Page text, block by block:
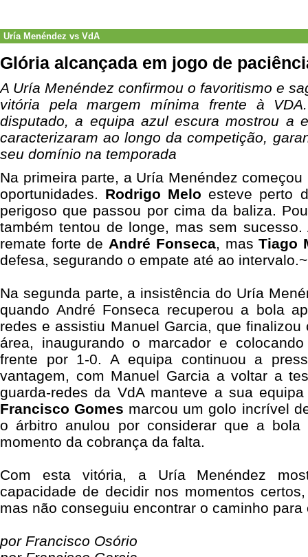
Uría Menéndez vs VdA
Glória alcançada em jogo de
A Uría Menéndez confirmou o favoritismo e
vitória pela margem mínima frente à
disputado, a equipa azul escura mostrou a
caracterizaram ao longo da competição,
seu domínio na temporada
Na primeira parte, a Uría Menéndez
oportunidades. Rodrigo Melo esteve perto
perigoso que passou por cima da baliza.
também tentou de longe, mas sem
remate forte de André Fonseca, masTiago
defesa, segurando o empate até ao intervalo.~
Na segunda parte, a insistência do Uría
quando André Fonseca recuperou a bola
redes e assistiu Manuel Garcia, que
área, inaugurando o marcador e
frente por 1-0. A equipa continuou a
vantagem, com Manuel Garcia a voltar a
guarda-redes da VdA manteve a sua
Francisco Gomes marcou um golo incrível
o árbitro anulou por considerar que a bola
momento da cobrança da falta.
Com esta vitória, a Uría Menéndez
capacidade de decidir nos momentos
mas não conseguiu encontrar o caminho para
por Francisco Osório